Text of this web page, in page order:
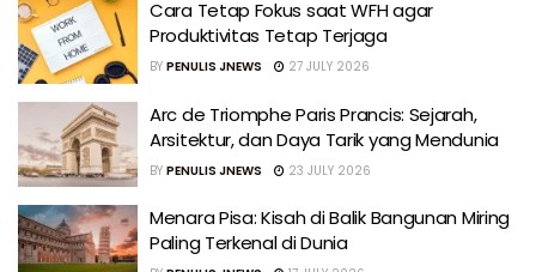
Cara Tetap Fokus saat WFH agar
Produktivitas Tetap Terjaga
BY PENULIS JNEWS 27 JULY 2026
Arc de Triomphe Paris Prancis: Sejarah,
Arsitektur, dan Daya Tarik yang Mendunia
BY PENULIS JNEWS 23 JULY 2026
Menara Pisa: Kisah di Balik Bangunan Miring
Paling Terkenal di Dunia